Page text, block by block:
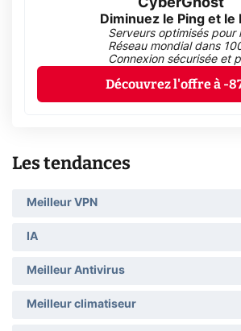
CyberGhost
Diminuez le Ping et le
Serveurs optimisés pour
Réseau mondial dans
Connexion sécurisée et
Découvrez l'offre à -
Les tendances
Meilleur VPN
IA
Meilleur Antivirus
Meilleur climatiseur